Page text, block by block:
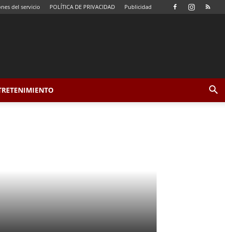
del servicio POLÍTICA DE PRIVACIDAD Publicidad